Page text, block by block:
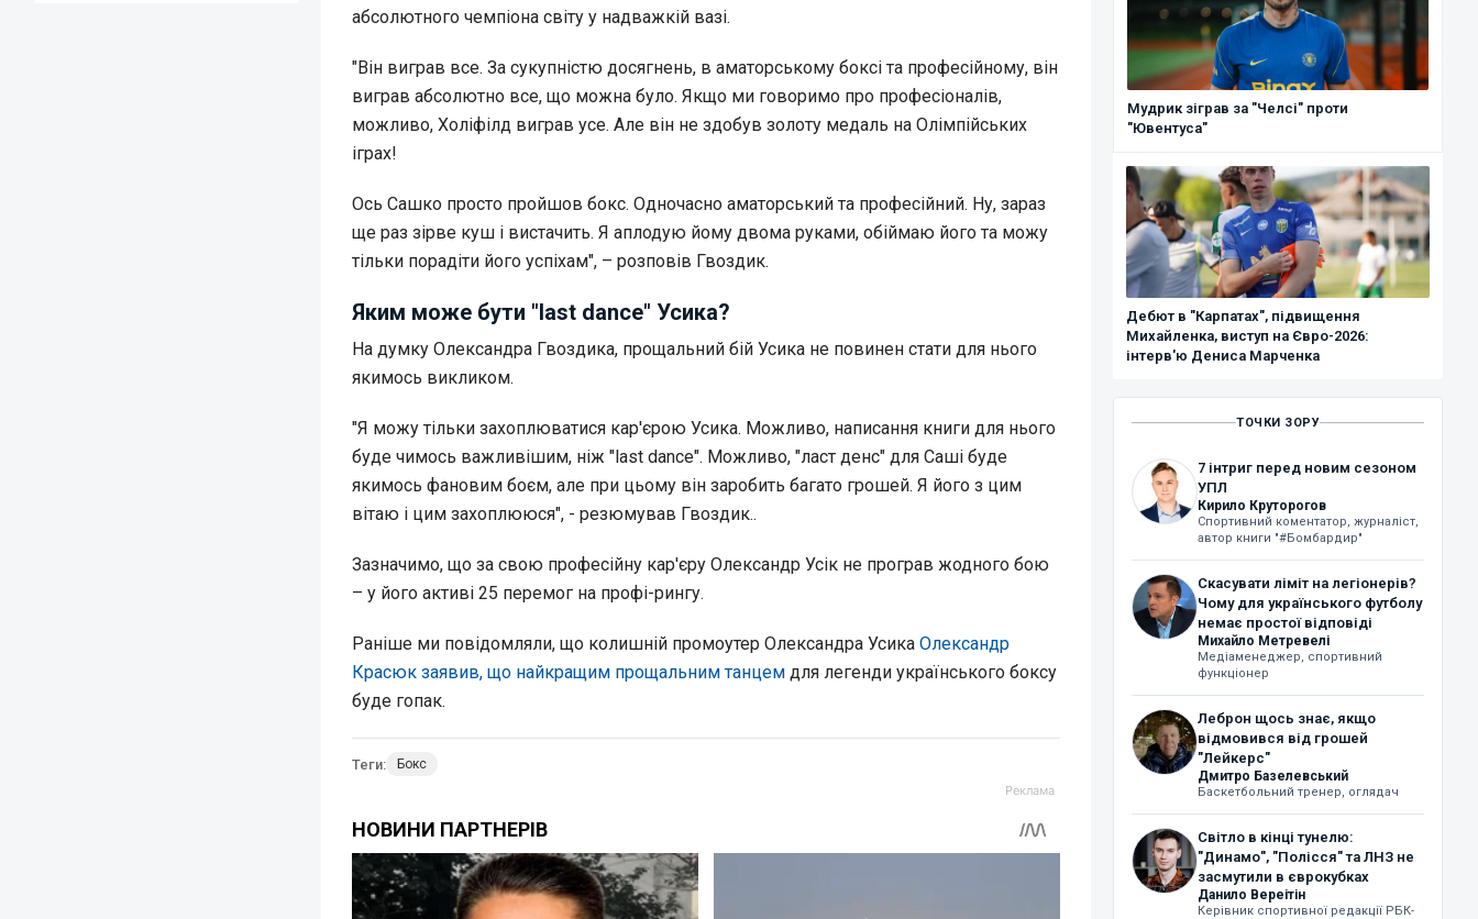
абсолютного чемпіона світу у надважкій вазі.
"Він виграв все. За сукупністю досягнень, в аматорському боксі та професійному, він
виграв абсолютно все, що можна було. Якщо ми говоримо про професіоналів,
можливо, Холіфілд виграв усе. Але він не здобув золоту медаль на Олімпійських
іграх!
Ось Сашко просто пройшов бокс. Одночасно аматорський та професійний. Ну, зараз
ще раз зірве куш і вистачить. Я аплодую йому двома руками, обіймаю його та можу
тільки порадіти його успіхам", – розповів Гвоздик.
Яким може бути "last dance" Усика?
На думку Олександра Гвоздика, прощальний бій Усика не повинен стати для нього
якимось викликом.
"Я можу тільки захоплюватися кар'єрою Усика. Можливо, написання книги для нього
буде чимось важливішим, ніж "last dance". Можливо, "ласт денс" для Саші буде
якимось фановим боєм, але при цьому він заробить багато грошей. Я його з цим
вітаю і цим захоплююся", - резюмував Гвоздик..
Зазначимо, що за свою професійну кар'єру Олександр Усік не програв жодного бою
– у його активі 25 перемог на профі-рингу.
Раніше ми повідомляли, що колишній промоутер Олександра Усика Олександр
Красюк заявив, що найкращим прощальним танцем для легенди українського боксу
буде гопак.
Теги: Бокс
Мудрик зіграв за "Челсі" проти
"Ювентуса"
Дебют в "Карпатах", підвищення
Михайленка, виступ на Євро-2026:
інтерв'ю Дениса Марченка
ТОЧКИ ЗОРУ
7 інтриг перед новим сезоном
УПЛ
Кирило Круторогов
Спортивний коментатор, журналіст,
автор книги "#Бомбардир"
Скасувати ліміт на легіонерів?
Чому для українського футболу
немає простої відповіді
Михайло Метревелі
Медіаменеджер, спортивний
функціонер
Леброн щось знає, якщо
відмовився від грошей
"Лейкерс"
Дмитро Базелевський
Баскетбольний тренер, оглядач
Світло в кінці тунелю:
"Динамо", "Полісся" та ЛНЗ не
засмутили в єврокубках
Данило Вереітін
Керівник спортивної редакції РБК-